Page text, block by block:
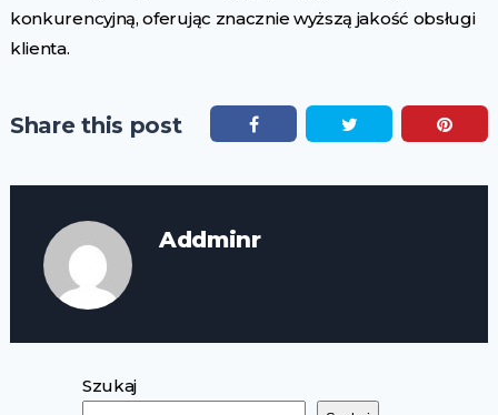
konkurencyjną, oferując znacznie wyższą jakość obsługi
klienta.
Share this post
Addminr
Szukaj